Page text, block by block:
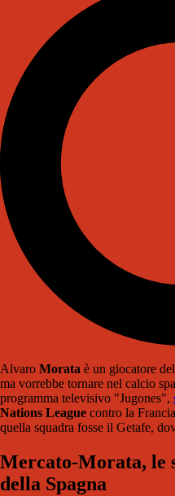
Alvaro Morata è un giocatore del
ma vorrebbe tornare nel calcio
programma televisivo "Jugones",
Nations League contro la
quella squadra fosse il Getafe,
Mercato-Morata, le
della Spagna